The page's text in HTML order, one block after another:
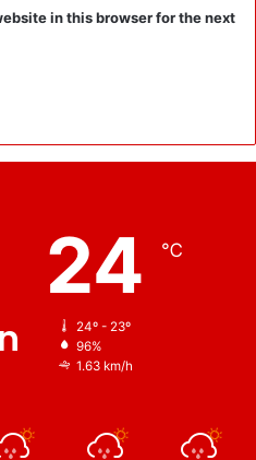
in this browser for the next
24 ℃
24º - 23º
96%
1.63 km/h